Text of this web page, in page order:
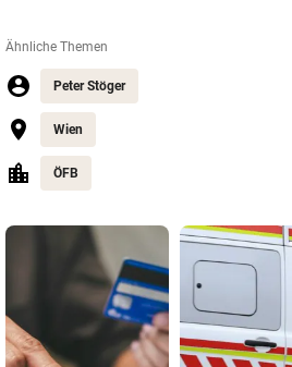
Ähnliche Themen
Peter Stöger
Wien
ÖFB